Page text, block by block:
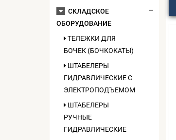
СКЛАДСКОЕ
ОБОРУДОВАНИЕ
ТЕЛЕЖКИ ДЛЯ
БОЧЕК (БОЧКОКАТЫ)
ШТАБЕЛЕРЫ
ГИДРАВЛИЧЕСКИЕ C
ЭЛЕКТРОПОДЪЕМОМ
ШТАБЕЛЕРЫ
РУЧНЫЕ
ГИДРАВЛИЧЕСКИЕ